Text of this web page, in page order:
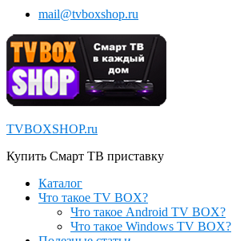
mail@tvboxshop.ru
TVBOXSHOP.ru
Купить Смарт ТВ приставку
Каталог
Что такое TV BOX?
Что такое Android TV BOX?
Что такое Windows TV BOX?